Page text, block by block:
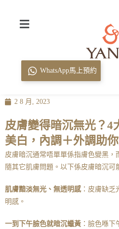
WhatsApp馬上預約
2 8 月, 2023
皮膚變得暗沉無光？4
美白，內調＋外調助
皮膚暗沉通常唔單單係指膚色變黑
隨其它肌膚問題。以下係皮膚暗沉可
肌膚黯淡無光、無透明感：皮膚缺乏
明感。
一到下午臉色就暗沉蠟黃 ：臉色喺